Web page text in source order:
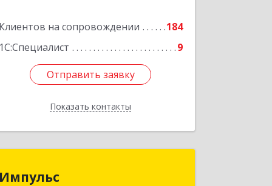
Клиентов на сопровождении
184
1С:Специалист
9
Отправить заявку
Показать контакты
Подробнее
Отправить заявку
Назад
Импульс